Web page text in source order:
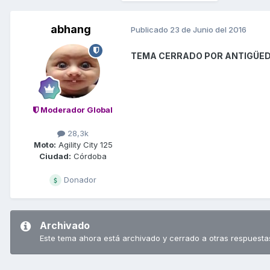
abhang
Moderador Global
28,3k
Moto: Agility City 125
Ciudad: Córdoba
Donador
Publicado 23 de Junio del 2016
TEMA CERRADO POR
Archivado
Este tema ahora está archivado y cerrado a otras